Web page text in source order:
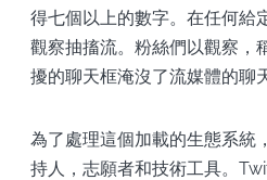
得七個以上的數字。在任何給
觀察抽搐流。粉絲們以觀察，
擾的聊天框淹沒了流媒體的聊
為了處理這個加載的生態系統
持人，志願者和技術工具。